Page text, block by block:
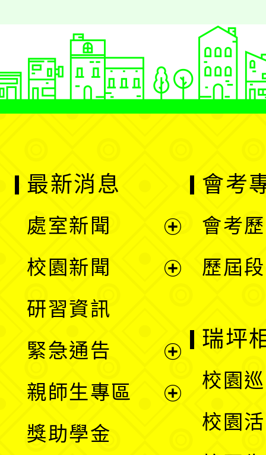
最新消息
處室新聞
單
校園新聞
選
單
研習資訊
緊急通告
親師生專區
獎助學金
會考
會考
歷屆
瑞坪
校園
校園